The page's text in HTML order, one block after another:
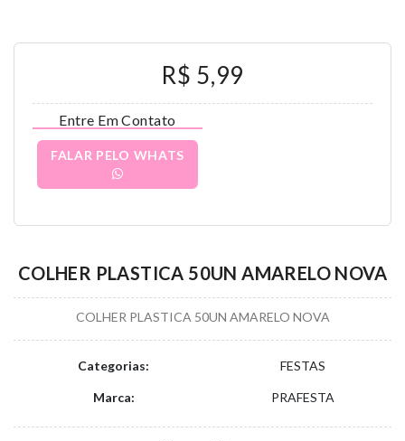
R$ 5,99
Entre Em Contato
FALAR PELO WHATS
COLHER PLASTICA 50UN AMARELO NOVA
COLHER PLASTICA 50UN AMARELO NOVA
Categorias: FESTAS
Marca: PRAFESTA